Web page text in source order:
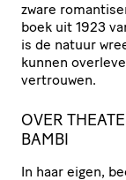
zware
boek uit 1923
is de natuur
kunnen
vertrouwen.
OVER
BAMBI
In haar eigen,